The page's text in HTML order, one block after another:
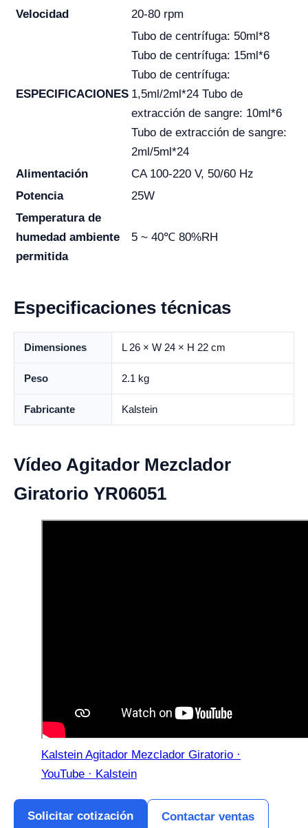
Velocidad
20-80 rpm
ESPECIFICACIONES
Tubo de centrífuga: 50ml*8
Tubo de centrífuga: 15ml*6
Tubo de centrífuga:
1,5ml/2ml*24 Tubo de
extracción de sangre: 10ml*6
Tubo de extracción de sangre:
2ml/5ml*24
Alimentación
CA 100-220 V, 50/60 Hz
Potencia
25W
Temperatura de
humedad ambiente
permitida
5 ~ 40℃ 80%RH
Especificaciones técnicas
Dimensiones L 26 × W 24 × H 22 cm
Peso 2.1 kg
Fabricante Kalstein
Vídeo Agitador Mezclador
Giratorio YR06051
Kalstein Agitador Mezclador Giratorio ·
YouTube · Kalstein
Solicitar cotización Contactar ventas